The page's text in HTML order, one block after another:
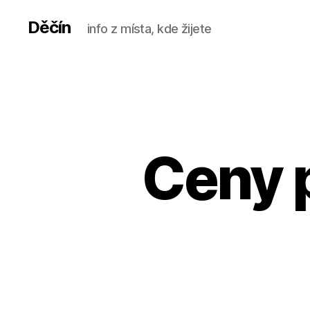
Děčín info z místa, kde žijete
Ceny